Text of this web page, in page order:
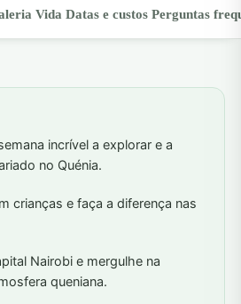
Vida Datas e custos Perguntas
incrível a explorar e a
no Quénia.
crianças e faça a diferença nas
Nairobi e mergulhe na
queniana.